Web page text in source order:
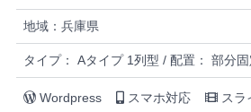
地域：兵庫県
タイプ： Aタイプ 1列型 / 配置： 部分固
Wordpress スマホ対応
スラ